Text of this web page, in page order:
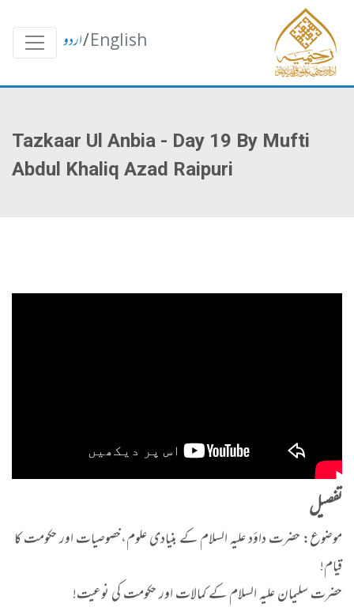
English
/اردو
Tazkaar Ul Anbia - Day 19 By Mufti
Abdul Khaliq Azad Raipuri
تفصیل
موضوع: حضرت داؤد علیہ السلام کے بنیادی علوم،خصوصیات اور حکومت کا
قیام!
حضرت سلیمان علیہ السلام کے کمالات اور حکومت کی نوعیت!